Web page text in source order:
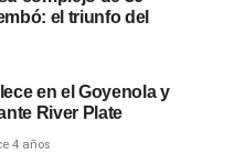
el triunfo del
en el Goyenola y
River Plate
4 años